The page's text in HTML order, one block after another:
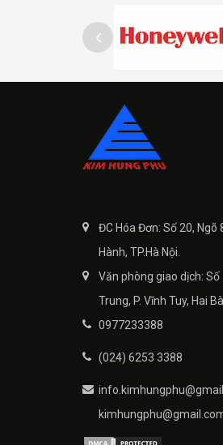
ĐC Hóa Đơn: Số 20, Ngõ
Hành, TP.Hà Nội.
Văn phòng giao dịch:
Trung, P. Vĩnh Tuy, Hai
0977233388
(024) 6253 3388